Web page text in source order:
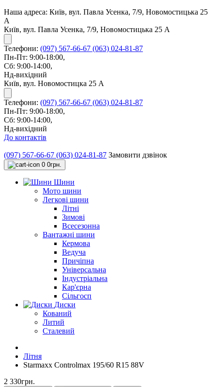
Наша адреса: Київ, вул. Павла Усенка, 7/9, Новомостицька 25
А
Київ, вул. Павла Усенка, 7/9, Новомостицька 25 А
Телефони: (097) 567-66-67 (063) 024-81-87
Пн-Пт: 9:00-18:00,
Сб: 9:00-14:00,
Нд-вихідний
Київ, вул. Новомостицка 25 А
Телефони: (097) 567-66-67 (063) 024-81-87
Пн-Пт: 9:00-18:00,
Сб: 9:00-14:00,
Нд-вихідний
До контактів
(097) 567-66-67 (063) 024-81-87 Замовити дзвінок
0 0грн.
Шини
Мото шини
Легкові шини
Літні
Зимові
Всесезонна
Вантажні шини
Кермова
Ведуча
Причіпна
Універсальна
Індустріальна
Кар'єрна
Сільгосп
Диски
Кований
Литий
Сталевий
Літня
Starmaxx Controlmax 195/60 R15 88V
2 330грн.